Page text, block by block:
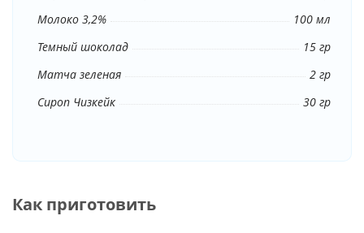
Молоко 3,2%
100 мл
Темный шоколад
15 гр
Матча зеленая
2 гр
Сироп Чизкейк
30 гр
Как приготовить